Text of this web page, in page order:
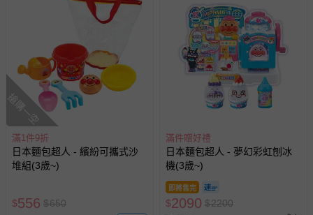
搶購一空
滿1件9折
日本麵包超人 - 繽紛可攜式沙
堆組(3歲~)
$556 $650
滿件贈好禮
日本麵包超人 - 夢幻彩虹刨冰
機(3歲~)
即將售完
$2090 $2200